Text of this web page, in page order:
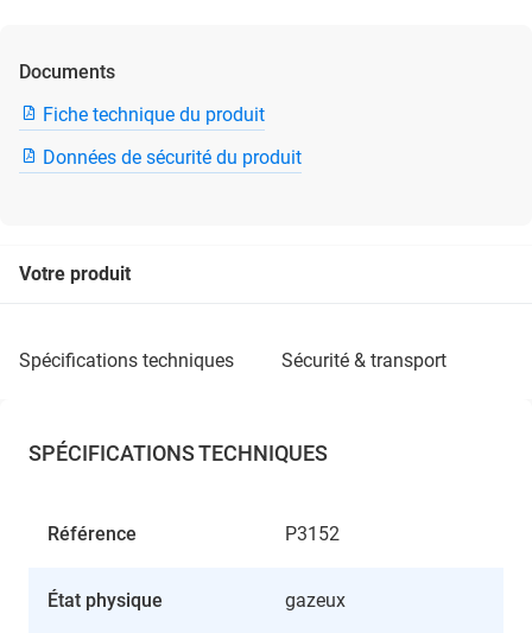
Documents
Fiche technique du produit
Données de sécurité du produit
Votre produit
spécifications techniques sécurité & transport
SPÉCIFICATIONS TECHNIQUES
Référence P3152
État physique gazeux